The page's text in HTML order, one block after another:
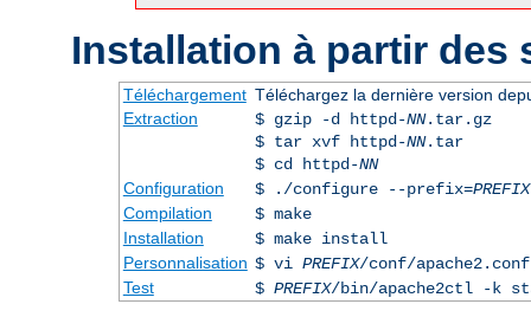
Installation à partir des
Téléchargement Téléchargez la dernière version
Extraction
$ gzip -d httpd-NN.tar.gz
$ tar xvf httpd-NN.tar
$ cd httpd-NN
Configuration
$ ./configure --prefix=PREFIX
Compilation
$ make
Installation
$ make install
Personnalisation $ vi PREFIX/conf/apache2.conf
Test
$ PREFIX/bin/apache2ctl -k